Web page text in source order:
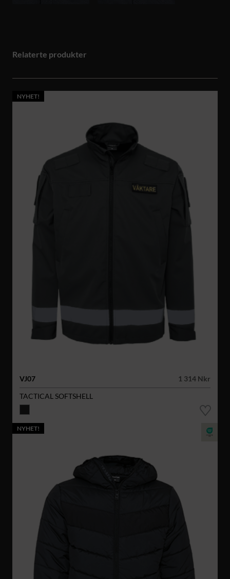
Relaterte produkter
NYHET!
VJ07
1 314 Nkr
TACTICAL SOFTSHELL
NYHET!